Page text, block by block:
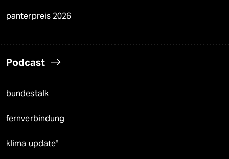
panterpreis 2026
Podcast
bundestalk
fernverbindung
klima update°